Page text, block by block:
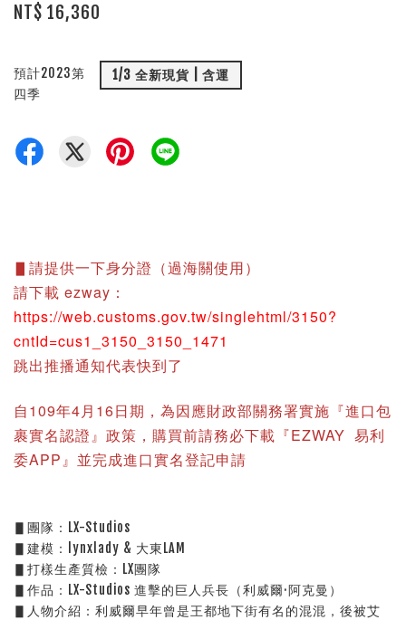
NT$ 16,360
預計2023第
四季
1/3 全新現貨 | 含運
▋請提供一下身分證（過海關使用）
請下載 ezway：
https://web.customs.gov.tw/singlehtml/3150?
cntId=cus1_3150_3150_1471
跳出推播通知代表快到了
自109年4月16日期，為因應財政部關務署實施『進口包
裹實名認證』政策，購買前請務必下載『EZWAY 易利
委APP』並完成進口實名登記申請
▋團隊：LX-Studios
▋建模：lynxlady & 大東LAM
▋打樣生產質檢：LX團隊
▋作品：LX-Studios 進擊的巨人兵長（利威爾·阿克曼）
▋人物介紹：利威爾早年曾是王都地下街有名的混混，後被艾